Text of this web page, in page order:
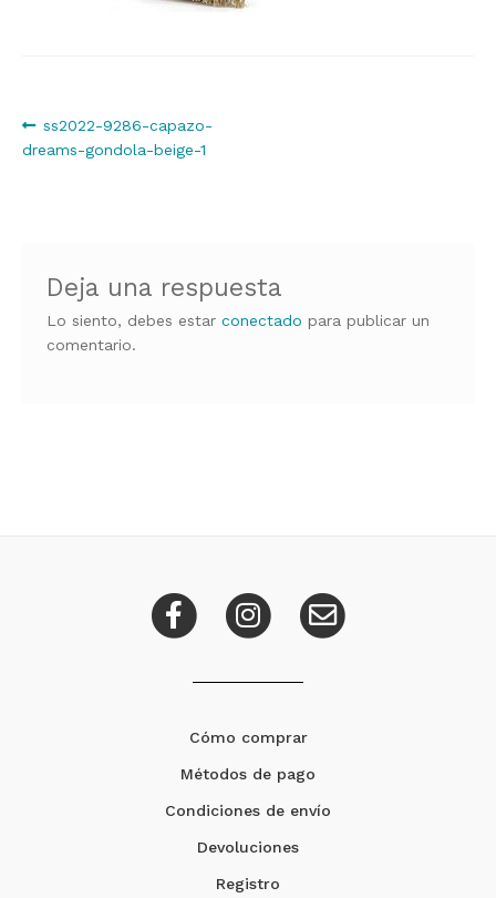
Navegación
de
Anterior:
ss2022-9286-capazo-
dreams-gondola-beige-1
Deja una respuesta
Lo siento, debes estarconectado para publicar un
comentario.
Cómo comprar
Métodos de pago
Condiciones de envío
Devoluciones
Registro